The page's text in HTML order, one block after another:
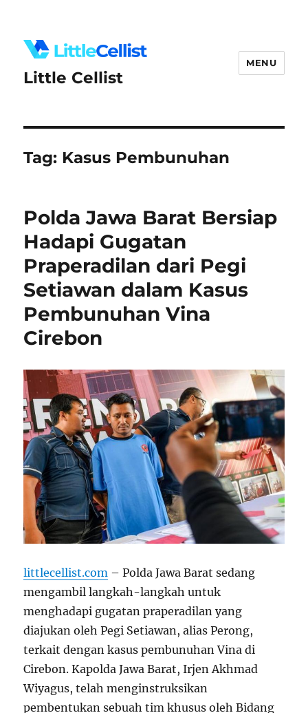
Little Cellist
MENU
Tag: Kasus Pembunuhan
Polda Jawa Barat Bersiap
Hadapi Gugatan
Praperadilan dari Pegi
Setiawan dalam Kasus
Pembunuhan Vina
Cirebon
littlecellist.com – Polda Jawa Barat sedang
mengambil langkah-langkah untuk
menghadapi gugatan praperadilan yang
diajukan oleh Pegi Setiawan, alias Perong,
terkait dengan kasus pembunuhan Vina di
Cirebon. Kapolda Jawa Barat, Irjen Akhmad
Wiyagus, telah menginstruksikan
pembentukan sebuah tim khusus oleh Bidang